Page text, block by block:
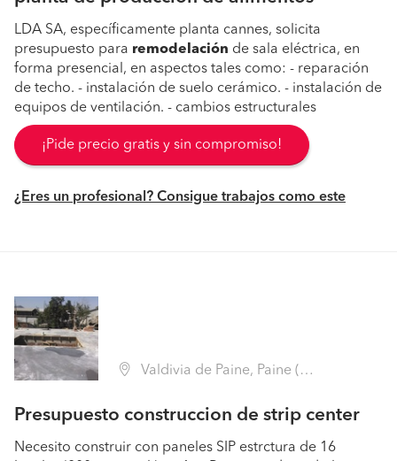
LDA SA, específicamente planta cannes, solicita
presupuesto para remodelación de sala eléctrica, en
forma presencial, en aspectos tales como: - reparación
de techo. - instalación de suelo cerámico. - instalación de
equipos de ventilación. - cambios estructurales
¡Pide precio gratis y sin compromiso!
¿Eres un profesional? Consigue trabajos como este
Valdivia de Paine, Paine (Región Metropolitana - Maipo)
Presupuesto construccion de strip center
Necesito construir con paneles SIP estrctura de 16